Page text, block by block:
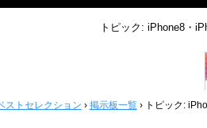
トピック: iPhone8・
ストセレクション › 掲示板一覧 › トピック: